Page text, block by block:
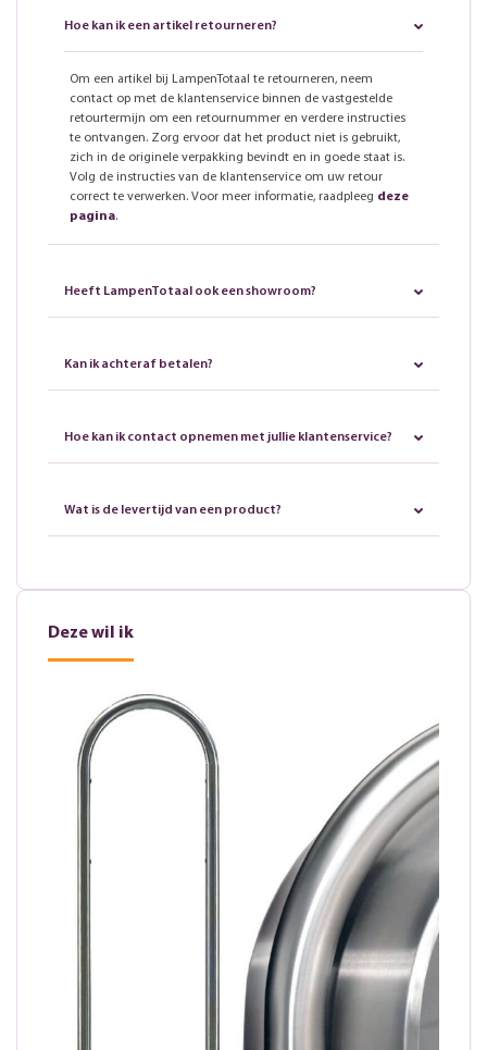
Hoe kan ik een artikel retourneren?
Om een artikel bij LampenTotaal te retourneren, neem
contact op met de klantenservice binnen de vastgestelde
retourtermijn om een retournummer en verdere instructies
te ontvangen. Zorg ervoor dat het product niet is gebruikt,
zich in de originele verpakking bevindt en in goede staat is.
Volg de instructies van de klantenservice om uw retour
correct te verwerken. Voor meer informatie, raadpleeg deze
pagina.
Heeft LampenTotaal ook een showroom?
Kan ik achteraf betalen?
Hoe kan ik contact opnemen met jullie klantenservice?
Wat is de levertijd van een product?
Deze wil ik